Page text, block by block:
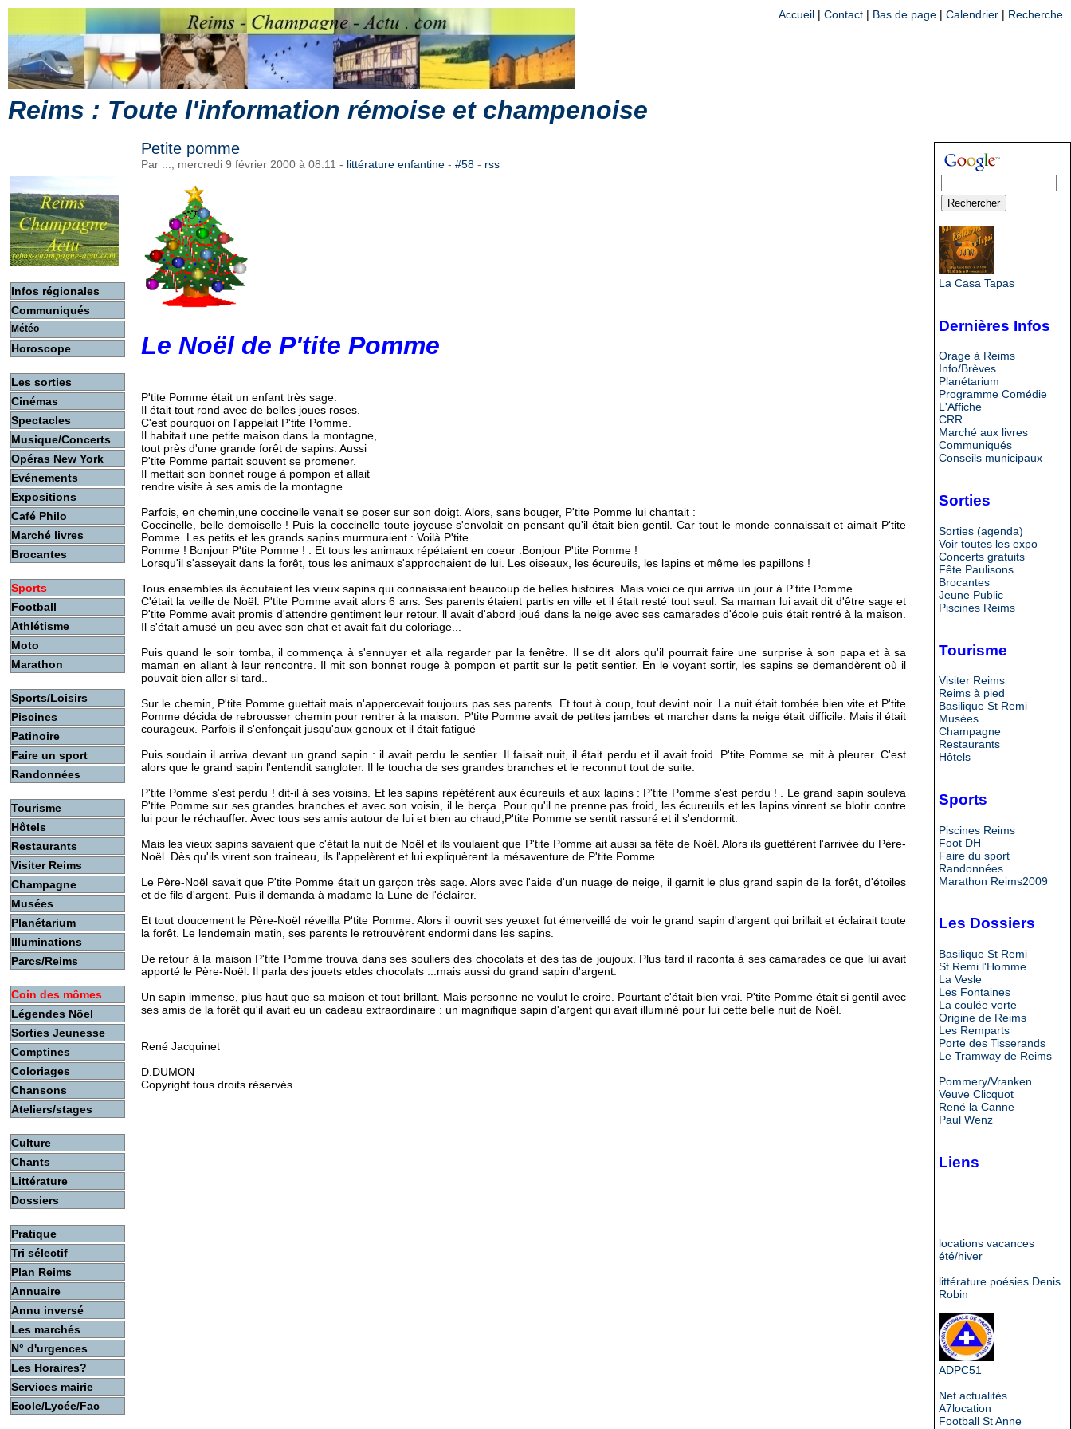
Reims : Toute l'information rémoise et champenoise
Accueil | Contact | Bas de page | Calendrier | Recherche
Infos régionales
Communiqués
Météo
Horoscope
Les sorties
Cinémas
Spectacles
Musique/Concerts
Opéras New York
Evénements
Expositions
Café Philo
Marché livres
Brocantes
Sports
Football
Athlétisme
Moto
Marathon
Sports/Loisirs
Piscines
Patinoire
Faire un sport
Randonnées
Tourisme
Hôtels
Restaurants
Visiter Reims
Champagne
Musées
Planétarium
Illuminations
Parcs/Reims
Coin des mômes
Légendes Nöel
Sorties Jeunesse
Comptines
Coloriages
Chansons
Ateliers/stages
Culture
Chants
Littérature
Dossiers
Pratique
Tri sélectif
Plan Reims
Annuaire
Annu inversé
Les marchés
N° d'urgences
Les Horaires?
Services mairie
Ecole/Lycée/Fac
Petite pomme
Par ..., mercredi 9 février 2000 à 08:11 - littérature enfantine - #58 - rss
Le Noël de P'tite Pomme
P'tite Pomme était un enfant très sage.
Il était tout rond avec de belles joues roses.
C'est pourquoi on l'appelait P'tite Pomme.
Il habitait une petite maison dans la montagne,
tout près d'une grande forêt de sapins. Aussi
P'tite Pomme partait souvent se promener.
Il mettait son bonnet rouge à pompon et allait
rendre visite à ses amis de la montagne.
Parfois, en chemin,une coccinelle venait se poser sur son doigt. Alors, sans bouger, P'tite Pomme lui chantait :
Coccinelle, belle demoiselle ! Puis la coccinelle toute joyeuse s'envolait en pensant qu'il était bien gentil. Car tout le monde connaissait et aimait P'tite
Pomme. Les petits et les grands sapins murmuraient : Voilà P'tite
Pomme ! Bonjour P'tite Pomme ! . Et tous les animaux répétaient en coeur .Bonjour P'tite Pomme !
Lorsqu'il s'asseyait dans la forêt, tous les animaux s'approchaient de lui. Les oiseaux, les écureuils, les lapins et même les papillons !
Tous ensembles ils écoutaient les vieux sapins qui connaissaient beaucoup de belles histoires. Mais voici ce qui arriva un jour à P'tite Pomme.
C'était la veille de Noël. P'tite Pomme avait alors 6 ans. Ses parents étaient partis en ville et il était resté tout seul. Sa maman lui avait dit d'être sage et
P'tite Pomme avait promis d'attendre gentiment leur retour. ll avait d'abord joué dans la neige avec ses camarades d'école puis était rentré à la maison.
Il s'était amusé un peu avec son chat et avait fait du coloriage...
Puis quand le soir tomba, il commença à s'ennuyer et alla regarder par la fenêtre. Il se dit alors qu'il pourrait faire une surprise à son papa et à sa
maman en allant à leur rencontre. Il mit son bonnet rouge à pompon et partit sur le petit sentier. En le voyant sortir, les sapins se demandèrent où il
pouvait bien aller si tard..
Sur le chemin, P'tite Pomme guettait mais n'appercevait toujours pas ses parents. Et tout à coup, tout devint noir. La nuit était tombée bien vite et P'tite
Pomme décida de rebrousser chemin pour rentrer à la maison. P'tite Pomme avait de petites jambes et marcher dans la neige était difficile. Mais il était
courageux. Parfois il s'enfonçait jusqu'aux genoux et il était fatigué
Puis soudain il arriva devant un grand sapin : il avait perdu le sentier. Il faisait nuit, il était perdu et il avait froid. P'tite Pomme se mit à pleurer. C'est
alors que le grand sapin l'entendit sangloter. Il le toucha de ses grandes branches et le reconnut tout de suite.
P'tite Pomme s'est perdu ! dit-il à ses voisins. Et les sapins répétèrent aux écureuils et aux lapins : P'tite Pomme s'est perdu ! . Le grand sapin souleva
P'tite Pomme sur ses grandes branches et avec son voisin, il le berça. Pour qu'il ne prenne pas froid, les écureuils et les lapins vinrent se blotir contre
lui pour le réchauffer. Avec tous ses amis autour de lui et bien au chaud,P'tite Pomme se sentit rassuré et il s'endormit.
Mais les vieux sapins savaient que c'était la nuit de Noël et ils voulaient que P'tite Pomme ait aussi sa fête de Noël. Alors ils guettèrent l'arrivée du Père-
Noël. Dès qu'ils virent son traineau, ils l'appelèrent et lui expliquèrent la mésaventure de P'tite Pomme.
Le Père-Noël savait que P'tite Pomme était un garçon très sage. Alors avec l'aide d'un nuage de neige, il garnit le plus grand sapin de la forêt, d'étoiles
et de fils d'argent. Puis il demanda à madame la Lune de l'éclairer.
Et tout doucement le Père-Noël réveilla P'tite Pomme. Alors il ouvrit ses yeuxet fut émerveillé de voir le grand sapin d'argent qui brillait et éclairait toute
la forêt. Le lendemain matin, ses parents le retrouvèrent endormi dans les sapins.
De retour à la maison P'tite Pomme trouva dans ses souliers des chocolats et des tas de joujoux. Plus tard il raconta à ses camarades ce que lui avait
apporté le Père-Noël. Il parla des jouets etdes chocolats ...mais aussi du grand sapin d'argent.
Un sapin immense, plus haut que sa maison et tout brillant. Mais personne ne voulut le croire. Pourtant c'était bien vrai. P'tite Pomme était si gentil avec
ses amis de la forêt qu'il avait eu un cadeau extraordinaire : un magnifique sapin d'argent qui avait illuminé pour lui cette belle nuit de Noël.
René Jacquinet
D.DUMON
Copyright tous droits réservés
La Casa Tapas
Dernières Infos
Orage à Reims
Info/Brèves
Planétarium
Programme Comédie
L'Affiche
CRR
Marché aux livres
Communiqués
Conseils municipaux
Sorties
Sorties (agenda)
Voir toutes les expo
Concerts gratuits
Fête Paulisons
Brocantes
Jeune Public
Piscines Reims
Tourisme
Visiter Reims
Reims à pied
Basilique St Remi
Musées
Champagne
Restaurants
Hôtels
Sports
Piscines Reims
Foot DH
Faire du sport
Randonnées
Marathon Reims2009
Les Dossiers
Basilique St Remi
St Remi l'Homme
La Vesle
Les Fontaines
La coulée verte
Origine de Reims
Les Remparts
Porte des Tisserands
Le Tramway de Reims
Pommery/Vranken
Veuve Clicquot
René la Canne
Paul Wenz
Liens
locations vacances
été/hiver
littérature poésies Denis
Robin
ADPC51
Net actualités
A7location
Football St Anne